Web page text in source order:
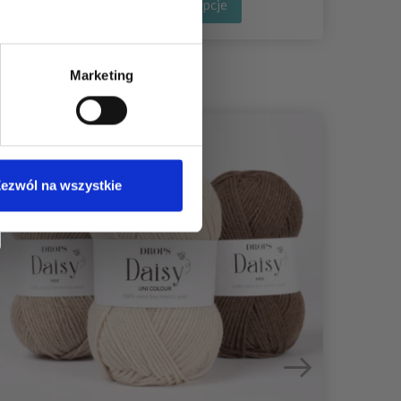
Marketing
na wszystkie
Zobacz wszystkie opcje